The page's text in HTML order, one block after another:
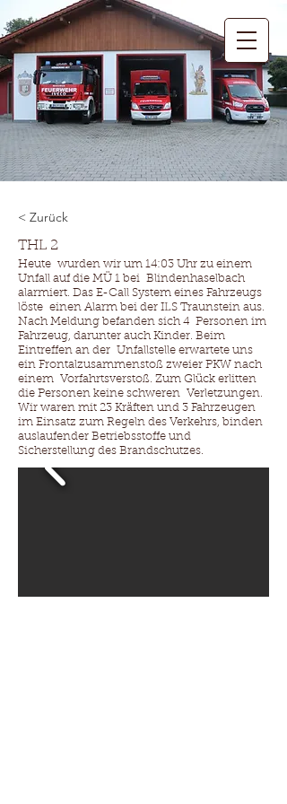
< Zurück
THL 2
Heute wurden wir um 14:03 Uhr zu einem
Unfall auf die MÜ 1 bei Blindenhaselbach
alarmiert. Das E-Call System eines Fahrzeugs
löste einen Alarm bei der ILS Traunstein aus.
Nach Meldung befanden sich 4 Personen im
Fahrzeug, darunter auch Kinder. Beim
Eintreffen an der Unfallstelle erwartete uns
ein Frontalzusammenstoß zweier PKW nach
einem Vorfahrtsverstoß. Zum Glück erlitten
die Personen keine schweren Verletzungen.
Wir waren mit 23 Kräften und 3 Fahrzeugen
im Einsatz zum Regeln des Verkehrs, binden
auslaufender Betriebsstoffe und
Sicherstellung des Brandschutzes.